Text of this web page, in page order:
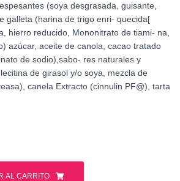
(soya desgrasada, guisante,
galleta (harina de trigo enri- quecida[
hierro reducido, Mononitrato de tiami- na,
azúcar, aceite de canola, cacao tratado
de sodio),sabo- res naturales y
de girasol y/o soya, mezcla de
canela Extracto (cinnulin PF@), tarta
AL CARRITO